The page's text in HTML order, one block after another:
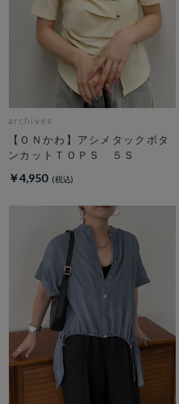
archives
【ＯＮかわ】アシメタックボタ
ンカットＴＯＰＳ ５Ｓ
￥4,950